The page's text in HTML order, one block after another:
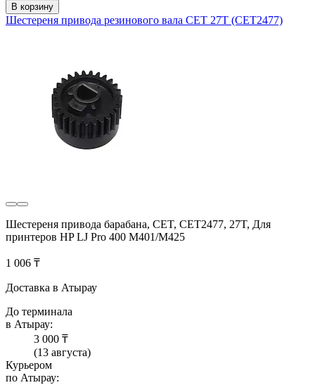
В корзину
Шестереня привода резинового вала CET 27T (CET2477)
Шестереня привода барабана, CET, CET2477, 27T, Для
принтеров HP LJ Pro 400 M401/M425
1 006 ₸
Доставка в Атырау
До терминала
в Атырау:
3 000 ₸
(13 августа)
Курьером
по Атырау: